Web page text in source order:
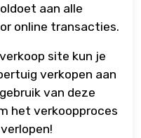
aan alle
online transacties.
site kun je
verkopen aan
van deze
het verkoopproces